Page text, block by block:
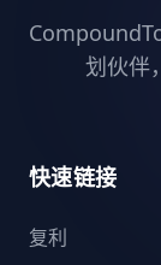
划伙伴
快速链接
复利